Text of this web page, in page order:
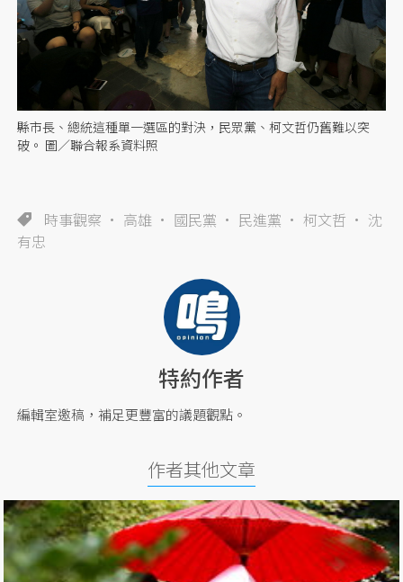
縣市長、總統這種單一選區的對決，民眾黨、柯文哲仍舊難以突
破。 圖／聯合報系資料照
時事觀察 高雄 國民黨 民進黨 柯文哲
沈
有忠
特約作者
編輯室邀稿，補足更豐富的議題觀點。
作者其他文章